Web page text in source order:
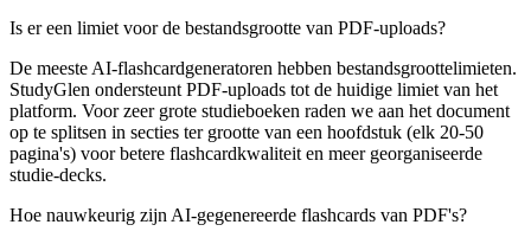
Is er een limiet voor de bestandsgrootte van PDF-uploads?
De meeste AI-flashcardgeneratoren hebben bestandsgroottelimieten.
StudyGlen ondersteunt PDF-uploads tot de huidige limiet van het
platform. Voor zeer grote studieboeken raden we aan het document
op te splitsen in secties ter grootte van een hoofdstuk (elk 20-50
pagina's) voor betere flashcardkwaliteit en meer georganiseerde
studie-decks.
Hoe nauwkeurig zijn AI-gegenereerde flashcards van PDF's?